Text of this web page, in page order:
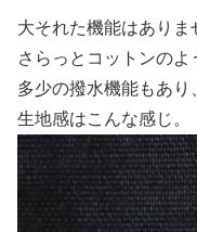
大それた機能はありま
さらっとコットンのよ
多少の撥水機能もあり
生地感はこんな感じ。